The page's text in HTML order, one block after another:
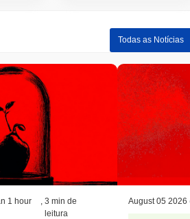
Todas as Notícias
1 hour
,3 min de
leitura
August 05 2026